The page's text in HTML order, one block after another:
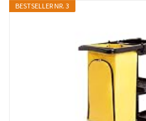
BESTSELLER NR. 3